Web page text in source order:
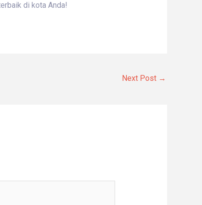
di kota Anda!
Next Post →